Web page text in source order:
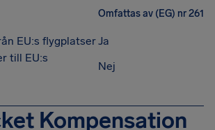
Omfattas av (EG) nr 261
EU:s flygplatserJa
till EU:s
Nej
Kompensation